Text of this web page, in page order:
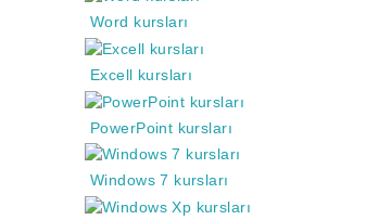
Word kursları
Excell kursları
PowerPoint kursları
Windows 7 kursları